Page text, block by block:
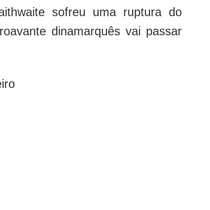
sofreu uma ruptura do
dinamarquês vai passar